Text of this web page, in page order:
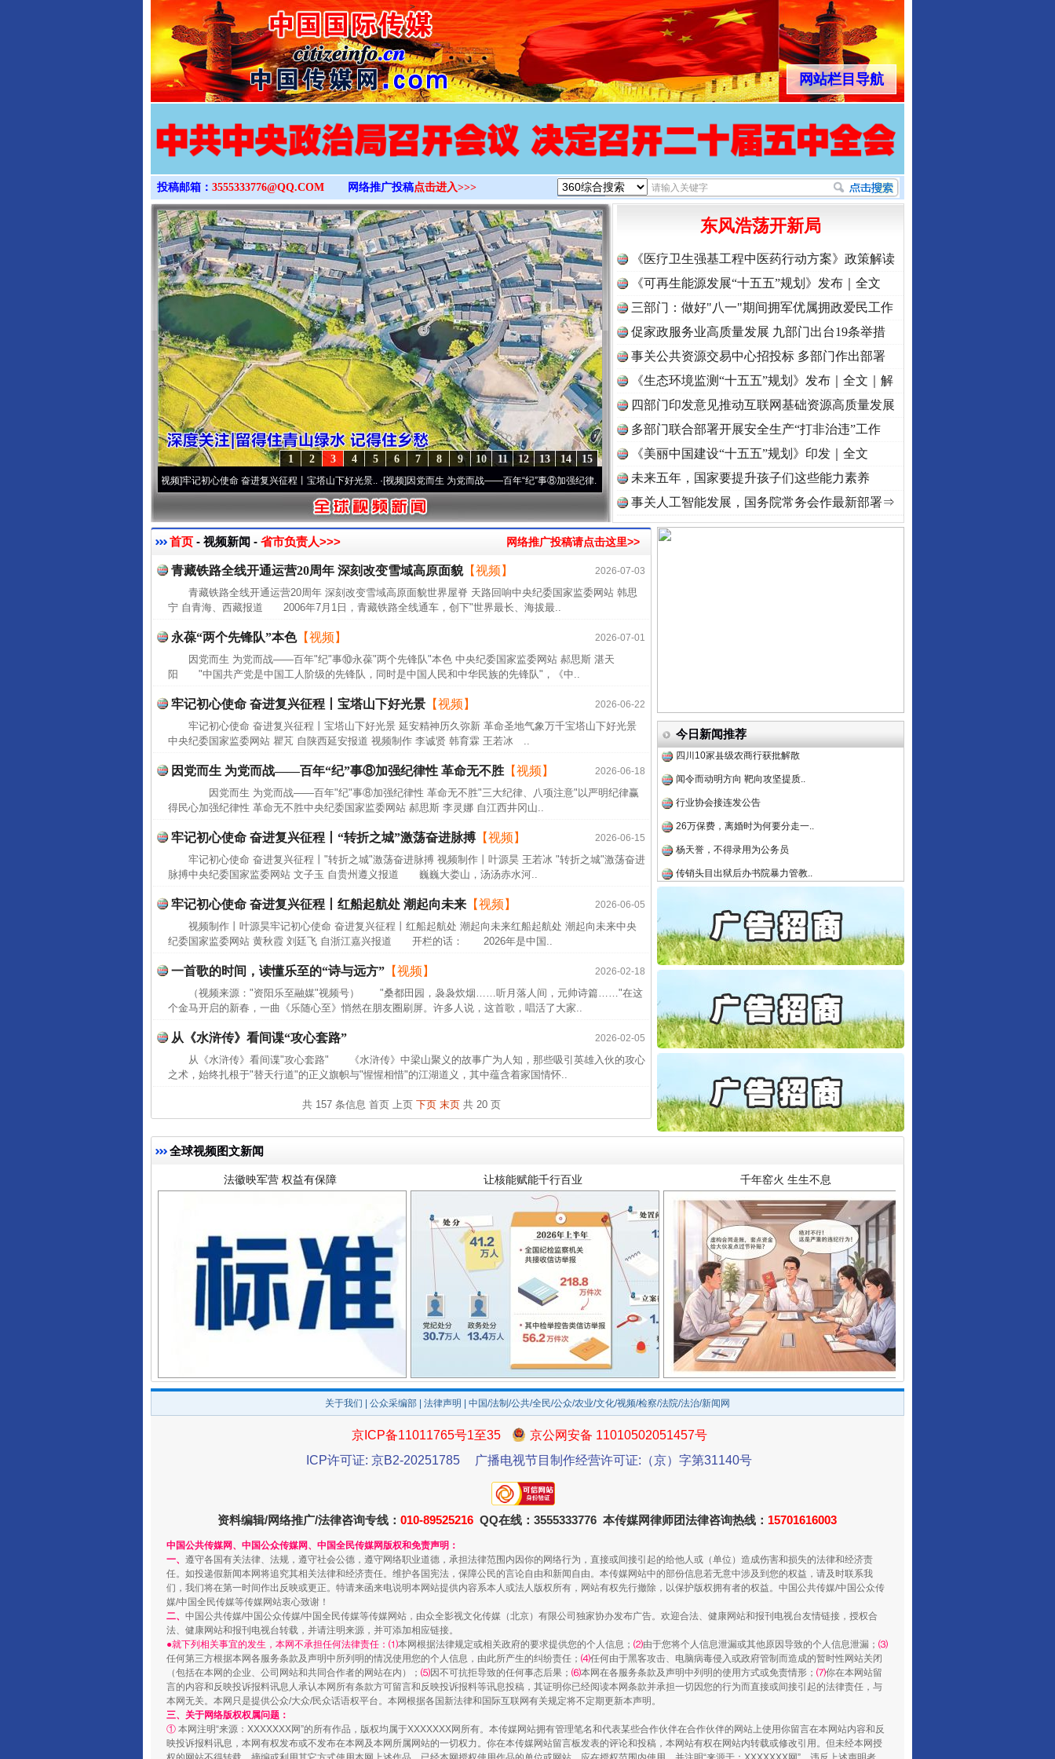
>
网站栏目导航
投稿邮箱： 3555333776@QQ.COM 网络推广投稿点击进入>>>
15
14
13
12
11
10
9
8
7
6
5
4
3
2
1
牢记初心使命 奋进复兴征程丨宝塔山下好光景..·[视频]因党而生 为党而战——百年“纪”事⑧加强纪律..·[视频] 牢记初心使命 奋进复兴征程丨“转折之城”激荡.. ·[视频]牢记初心使命 奋进复兴征程丨红船起航处 潮起..
东风浩荡开新局
《医疗卫生强基工程中医药行动方案》政策解读
《可再生能源发展“十五五”规划》发布｜全文
三部门：做好"八一"期间拥军优属拥政爱民工作
促家政服务业高质量发展 九部门出台19条举措
事关公共资源交易中心招投标 多部门作出部署
《生态环境监测“十五五”规划》发布｜全文｜解
读
四部门印发意见推动互联网基础资源高质量发展
多部门联合部署开展安全生产“打非治违”工作
《美丽中国建设“十五五”规划》印发｜全文
未来五年，国家要提升孩子们这些能力素养
事关人工智能发展，国务院常务会作最新部署⇒
首页 - 视频新闻 - 省市负责人>>> 网络推广投稿请点击这里>>
2026-07-03
青藏铁路全线开通运营20周年 深刻改变雪域高原面貌【视频】
青藏铁路全线开通运营20周年 深刻改变雪域高原面貌世界屋脊 天路回响中央纪委国家监委网站 韩思
宁 自青海、西藏报道 2006年7月1日，青藏铁路全线通车，创下"世界最长、海拔最..
2026-07-01
永葆“两个先锋队”本色【视频】
因党而生 为党而战——百年"纪"事⑩永葆"两个先锋队"本色 中央纪委国家监委网站 郝思斯 湛天
阳 "中国共产党是中国工人阶级的先锋队，同时是中国人民和中华民族的先锋队"，《中..
2026-06-22
牢记初心使命 奋进复兴征程丨宝塔山下好光景 【视频】
牢记初心使命 奋进复兴征程丨宝塔山下好光景 延安精神历久弥新 革命圣地气象万千宝塔山下好光景
中央纪委国家监委网站 瞿芃 自陕西延安报道 视频制作 李诚贤 韩育霖 王若冰 ..
2026-06-18
因党而生 为党而战——百年“纪”事⑧加强纪律性 革命无不胜 【视频】
因党而生 为党而战——百年"纪"事⑧加强纪律性 革命无不胜"三大纪律、八项注意"以严明纪律赢
得民心加强纪律性 革命无不胜中央纪委国家监委网站 郝思斯 李灵娜 自江西井冈山..
2026-06-15
牢记初心使命 奋进复兴征程丨“转折之城”激荡奋进脉搏【视频】
牢记初心使命 奋进复兴征程丨"转折之城"激荡奋进脉搏 视频制作丨叶源昊 王若冰 "转折之城"激荡奋进
脉搏中央纪委国家监委网站 文子玉 自贵州遵义报道 巍巍大娄山，汤汤赤水河..
2026-06-05
牢记初心使命 奋进复兴征程丨红船起航处 潮起向未来 【视频】
视频制作丨叶源昊牢记初心使命 奋进复兴征程丨红船起航处 潮起向未来红船起航处 潮起向未来中央
纪委国家监委网站 黄秋霞 刘廷飞 自浙江嘉兴报道 开栏的话： 2026年是中国..
2026-02-18
一首歌的时间，读懂乐至的“诗与远方” 【视频】
（视频来源："资阳乐至融媒"视频号） "桑都田园，袅袅炊烟……听月落人间，元帅诗篇……"在这
个金马开启的新春，一曲《乐随心至》悄然在朋友圈刷屏。许多人说，这首歌，唱活了大家..
2026-02-05
从《水浒传》看间谍“攻心套路”
从《水浒传》看间谍"攻心套路" 《水浒传》中梁山聚义的故事广为人知，那些吸引英雄入伙的攻心
之术，始终扎根于"替天行道"的正义旗帜与"惺惺相惜"的江湖道义，其中蕴含着家国情怀..
共 157 条信息 首页 上页 下页 末页共 20 页
今日新闻推荐
26万保费，离婚时为何要分走一..
杨天誉，不得录用为公务员
事故致5死1伤，四川省安委会挂..
四川10家县级农商行获批解散
闻令而动明方向 靶向攻坚提质..
行业协会接连发公告
26万保费，离婚时为何要分走一..
杨天誉，不得录用为公务员
传销头目出狱后办书院暴力管教..
四川省公安厅征集新型黑恶违法..
中国发起首例对外贸易国家安全..
官方通报西安赛格商场坠亡事件
从“无产可执”到“全额执行”
最高检抗诉的疑难复杂刑事案件
事故致5死1伤，四川省安委会挂..
四川10家县级农商行获批解散
行业协会接连发公告
全球视频图文新闻
东山县通报“牛蛙产品抗生素超标问题”
法徽映军营 权益有保障
从数据变化看反腐深化 揭开“小金库”的免责幌子
以产业富民促振兴 酒驾未被当场查获能处罚吗 受贿1.44亿！段成刚被判无期
关于我们 公众采编部 法律声明 | 中国/法制/公共/全民/公众/农业/文化/视频/检察/法院/法治/新闻网
京ICP备11011765号1至35
京公网安备 11010502051457号
ICP许可证: 京B2-20251785
广播电视节目制作经营许可证:（京）字第31140号
资料编辑/网络推广/法律咨询专线： 010-89525216 QQ在线：3555333776 本传媒网律师团法律咨询热线： 15701616003
中国公共传媒网、中国公众传媒网、中国全民传媒网版权和免责声明：
一、 遵守各国有关法律、法规，遵守社会公德，遵守网络职业道德，承担法律范围内因你的网络行为，直接或间接引起的给他人或（单位）造成伤害和损失的法律和经济责
任。如投递假新闻本网将追究其相关法律和经济责任。维护各国宪法，保障公民的言论自由和新闻自由。本传媒网站中的部份信息若无意中涉及到您的权益，请及时联系我
们，我们将在第一时间作出反映或更正。特请来函来电说明本网站提供内容系本人或法人版权所有，网站有权先行撤除，以保护版权拥有者的权益。中国公共传媒/中国公众传
媒/中国全民传媒等传媒网站衷心致谢！
二、 中国公共传媒/中国公众传媒/中国全民传媒等传媒网站，由众全影视文化传媒（北京）有限公司独家协办发布广告。欢迎合法、健康网站和报刊电视台友情链接，授权合
法、健康网站和报刊电视台转载，并请注明来源，并可添加相应链接。
●就下列相关事宜的发生，本网不承担任何法律责任：⑴本网根据法律规定或相关政府的要求提供您的个人信息； ⑵由于您将个人信息泄漏或其他原因导致的个人信息泄漏； ⑶
任何第三方根据本网各服务条款及声明中所列明的情况使用您的个人信息，由此所产生的纠纷责任； ⑷任何由于黑客攻击、电脑病毒侵入或政府管制而造成的暂时性网站关闭
（包括在本网的企业、公司网站和共同合作者的网站在内）； ⑸因不可抗拒导致的任何事态后果； ⑹本网在各服务条款及声明中列明的使用方式或免责情形； ⑺你在本网站留
言的内容和反映投诉报料讯息人承认本网所有条款方可留言和反映投诉报料等讯息投稿，其证明你已经阅读本网条款并承担一切因您的行为而直接或间接引起的法律责任，与
本网无关。本网只是提供公众/大众/民众话语权平台。本网根据各国新法律和国际互联网有关规定将不定期更新本声明。
三、关于网络版权权属问题：
① 本网注明“来源：XXXXXXX网”的所有作品，版权均属于XXXXXXX网所有。本传媒网站拥有管理笔名和代表某些合作伙伴在合作伙伴的网站上使用你留言在本网站内容和反
映投诉报料讯息，本网有权发布或不发布在本网及本网所属网站的一切权力。你在本传媒网站留言板发表的评论和投稿，本网站有权在网站内转载或修改引用。但未经本网授